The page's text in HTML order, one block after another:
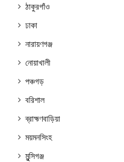
ঠাকুরগাঁও
ঢাকা
নারায়ণগঞ্জ
নোয়াখালী
পঞ্চগড়
বরিশাল
ব্রাহ্মণবাড়িয়া
ময়মনসিংহ
মুন্সিগঞ্জ